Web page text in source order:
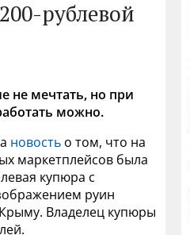
рублевой
не мечтать, но при
можно.
новость о том, что на
маркетплейсов была
купюра с
руин
Владелец купюры